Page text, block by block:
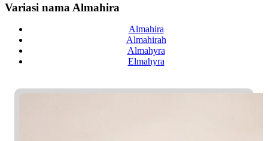
Variasi nama Almahira
Almahira
Almahirah
Almahyra
Elmahyra